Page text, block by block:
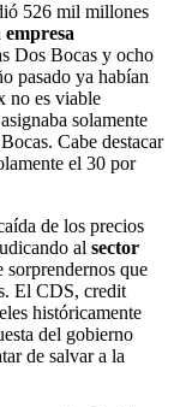
526 mil millones
empresa
Dos Bocas y ocho
pasado ya habían
no es viable
solamente
Cabe destacar
el 30 por
de los precios
al sector
sorprendernos que
El CDS, credit
históricamente
del gobierno
de salvar a la